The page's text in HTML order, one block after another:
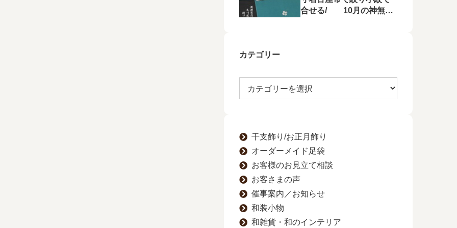
合せる/ 10月の神無月
カテゴリー
干支飾り/お正月飾り
オーダーメイド足袋
お客様のお見立て相談
お客さまの声
催事案内／お知らせ
和装小物
和雑貨・和のインテリア